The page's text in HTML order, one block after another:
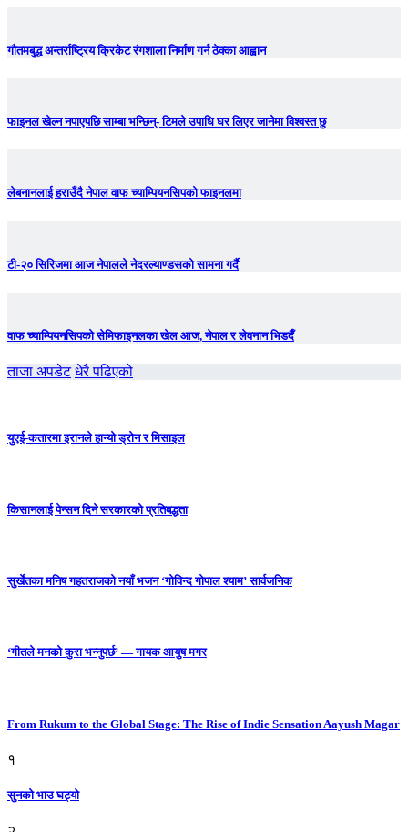
गौतमबुद्ध अन्तर्राष्ट्रिय क्रिकेट रंगशाला निर्माण गर्न ठेक्का आह्वान
फाइनल खेल्न नपाएपछि साम्बा भन्छिन्- टिमले उपाधि घर लिएर जानेमा विश्वस्त छु
लेबनानलाई हराउँदै नेपाल वाफ च्याम्पियनसिपको फाइनलमा
टी-२० सिरिजमा आज नेपालले नेदरल्याण्डसको सामना गर्दै
वाफ च्याम्पियनसिपको सेमिफाइनलका खेल आज, नेपाल र लेवनान भिडदैँ
ताजा अपडेट धेरै पढिएको
युएई-कतारमा इरानले हान्यो ड्रोन र मिसाइल
किसानलाई पेन्सन दिने सरकारको प्रतिबद्धता
सुर्खेतका मनिष गहतराजको नयाँ भजन ‘गोविन्द गोपाल श्याम’ सार्वजनिक
‘गीतले मनको कुरा भन्नुपर्छ’ — गायक आयुष मगर
From Rukum to the Global Stage: The Rise of Indie Sensation Aayush Magar
१
सुनको भाउ घट्याे